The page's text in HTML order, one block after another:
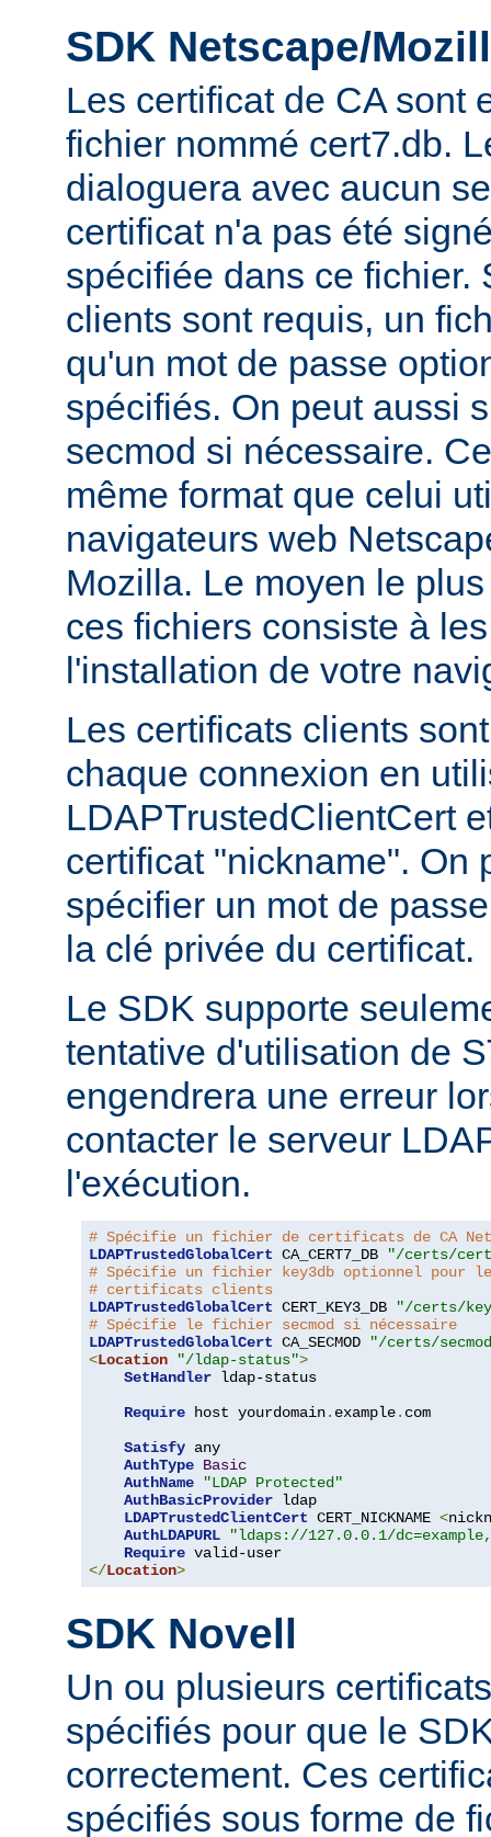
SDK Netscape/
Les certificat de CA sont
fichier nommé cert7.db.
dialoguera avec aucun
certificat n'a pas été
spécifiée dans ce fichier.
clients sont requis, un
qu'un mot de passe
spécifiés. On peut aussi
secmod si nécessaire.
même format que celui
navigateurs web
Mozilla. Le moyen le
ces fichiers consiste à
l'installation de votre
Les certificats clients
chaque connexion en
LDAPTrustedClientCert
certificat "nickname". On
spécifier un mot de
la clé privée du certificat.
Le SDK supporte
tentative d'utilisation de
engendrera une erreur
contacter le serveur
l'exécution.
# Spécifie un fichier de certificats de CA
LDAPTrustedGlobalCert CA_CERT7_DB
"/certs/
# Spécifie un fichier key3db optionnel pour
# certificats clients
LDAPTrustedGlobalCert CERT_KEY3_DB
"/certs/
# Spécifie le fichier secmod si nécessaire
LDAPTrustedGlobalCert CA_SECMOD
"/certs/
<Location "/ldap-status">
SetHandler ldap-status
Require host yourdomain. example. com
Satisfy any
AuthType Basic
AuthName
"LDAP Protected"
AuthBasicProvider ldap
LDAPTrustedClientCert CERT_NICKNAME <
AuthLDAPURL
"ldaps://127.0.0.1/
Require
</Location>
SDK Novell
Un ou plusieurs
spécifiés pour que le
correctement. Ces
spécifiés sous forme de